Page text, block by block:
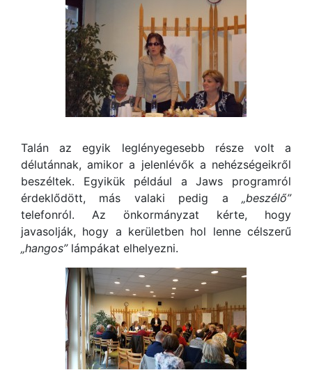
Talán az egyik leglényegesebb része volt a
délutánnak, amikor a jelenlévők a nehézségeikről
beszéltek. Egyikük például a Jaws programról
érdeklődött, más valaki pedig a „beszélő”
telefonról. Az önkormányzat kérte, hogy
javasolják, hogy a kerületben hol lenne célszerű
„hangos”lámpákat elhelyezni.